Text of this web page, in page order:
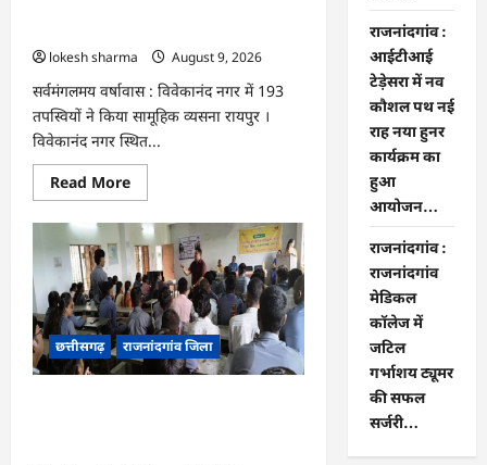
lokesh sharma
August 9, 2026
सर्वमंगलमय वर्षावास : विवेकानंद नगर में 193
तपस्वियों ने किया सामूहिक व्यसना रायपुर ।
विवेकानंद नगर स्थित...
Read MoreRead
more
CG
ज्ञान
से
जुड़ेगा
मन,
तभी
सद्मार्ग
का
होगा
ध्यान
छत्तीसगढ़ राजनांदगांव जिला
राजनांदगांव :
आईटीआई
टेड़ेसरा में नव
कौशल पथ नई
राह नया हुनर
कार्यक्रम का
हुआ
आयोजन…
राजनांदगांव :
राजनांदगांव
मेडिकल
कॉलेज में
जटिल
गर्भाशय ट्यूमर
की सफल
सर्जरी…